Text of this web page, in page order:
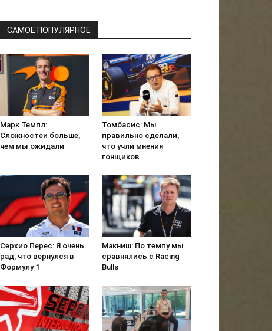
САМОЕ ПОПУЛЯРНОЕ
Марк Темпл:
Сложностей больше,
чем мы ожидали
Томбасис: Мы
правильно сделали,
что учли мнения
гонщиков
Серхио Перес: Я очень
рад, что вернулся в
Формулу 1
Макниш: По темпу мы
сравнялись с Racing
Bulls